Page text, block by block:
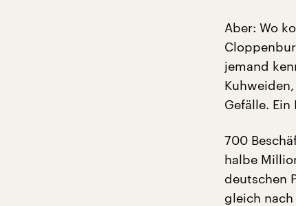
Aber: Wo
jemand
Gefälle.
700
halbe
deutschen
gleich